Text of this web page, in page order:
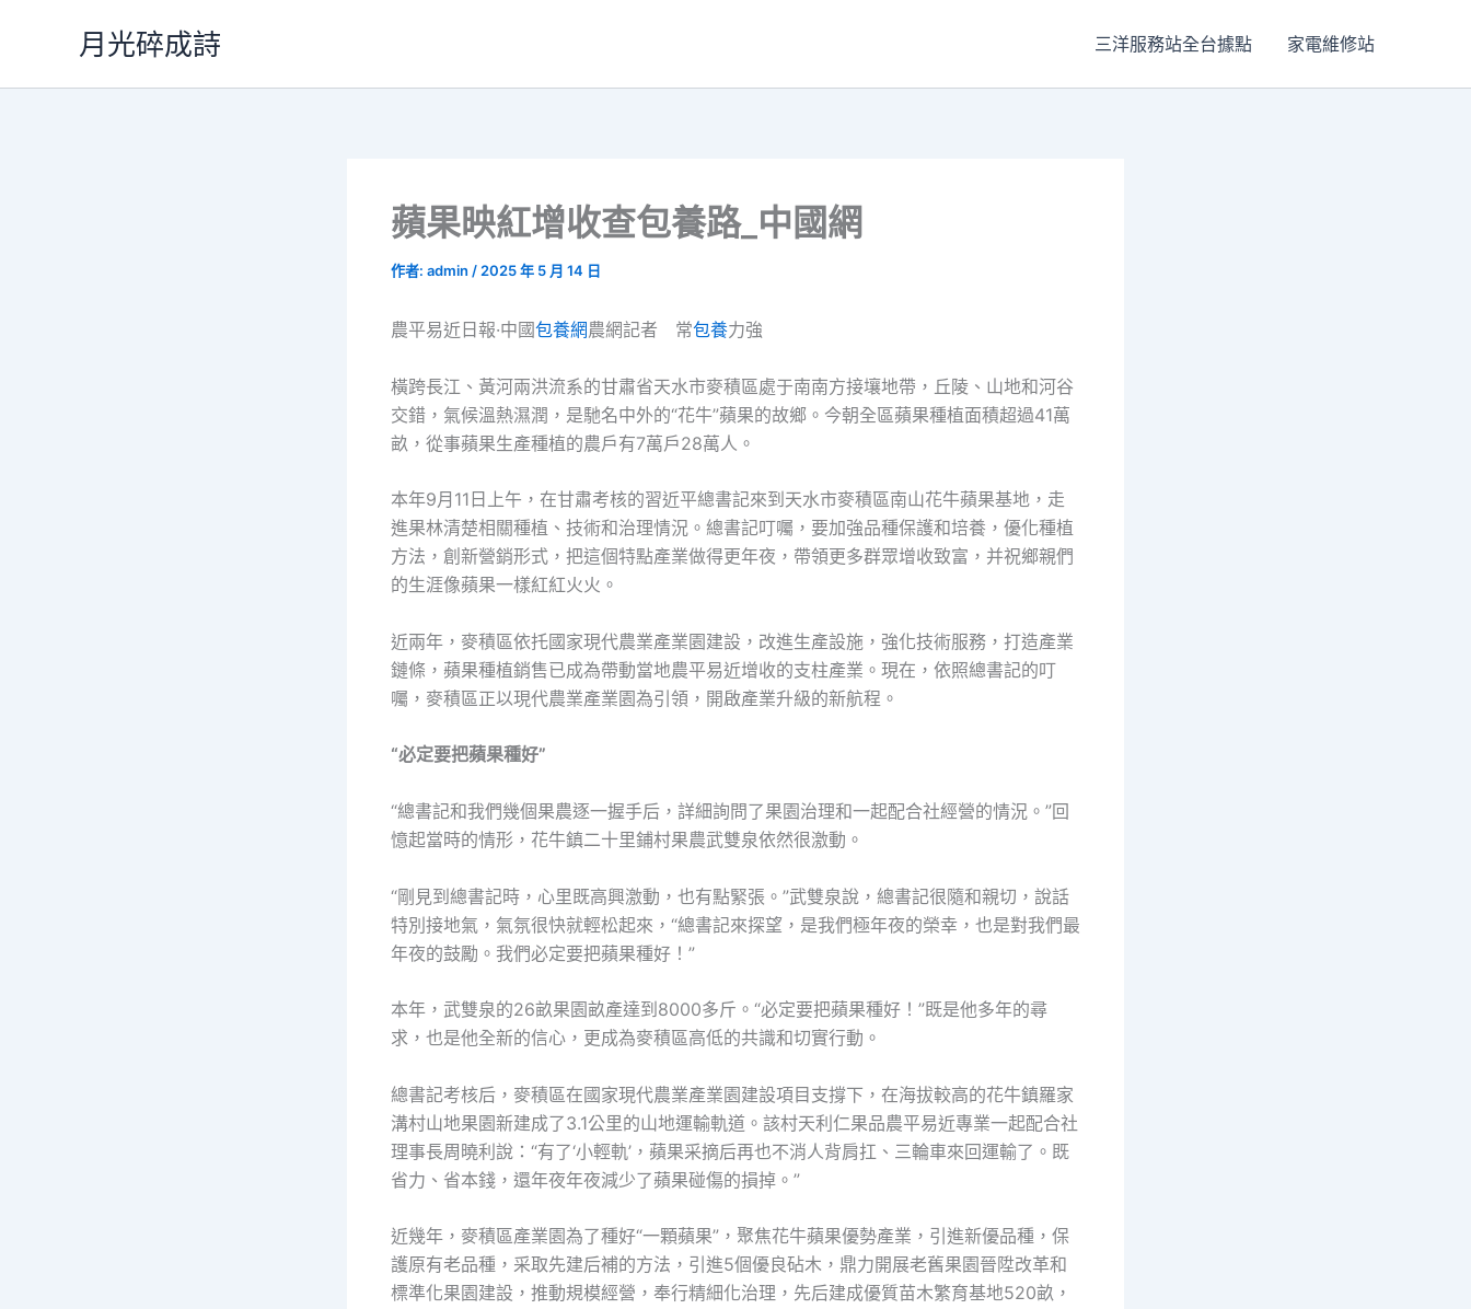
月光碎成詩 三洋服務站全台據點 家電維修站
蘋果映紅增收查包養路_中國網
作者: admin / 2025 年 5 月 14 日
農平易近日報·中國包養網農網記者 常包養力強
橫跨長江、黃河兩洪流系的甘肅省天水市麥積區處于南南方接壤地帶，丘陵、山地和河谷
交錯，氣候溫熱濕潤，是馳名中外的“花牛”蘋果的故鄉。今朝全區蘋果種植面積超過41萬
畝，從事蘋果生產種植的農戶有7萬戶28萬人。
本年9月11日上午，在甘肅考核的習近平總書記來到天水市麥積區南山花牛蘋果基地，走
進果林清楚相關種植、技術和治理情況。總書記叮囑，要加強品種保護和培養，優化種植
方法，創新營銷形式，把這個特點產業做得更年夜，帶領更多群眾增收致富，并祝鄉親們
的生涯像蘋果一樣紅紅火火。
近兩年，麥積區依托國家現代農業產業園建設，改進生產設施，強化技術服務，打造產業
鏈條，蘋果種植銷售已成為帶動當地農平易近增收的支柱產業。現在，依照總書記的叮
囑，麥積區正以現代農業產業園為引領，開啟產業升級的新航程。
“必定要把蘋果種好”
“總書記和我們幾個果農逐一握手后，詳細詢問了果園治理和一起配合社經營的情況。”回
憶起當時的情形，花牛鎮二十里鋪村果農武雙泉依然很激動。
“剛見到總書記時，心里既高興激動，也有點緊張。”武雙泉說，總書記很隨和親切，說話
特別接地氣，氣氛很快就輕松起來，“總書記來探望，是我們極年夜的榮幸，也是對我們最
年夜的鼓勵。我們必定要把蘋果種好！”
本年，武雙泉的26畝果園畝產達到8000多斤。“必定要把蘋果種好！”既是他多年的尋
求，也是他全新的信心，更成為麥積區高低的共識和切實行動。
總書記考核后，麥積區在國家現代農業產業園建設項目支撐下，在海拔較高的花牛鎮羅家
溝村山地果園新建成了3.1公里的山地運輸軌道。該村天利仁果品農平易近專業一起配合社
理事長周曉利說：“有了‘小輕軌’，蘋果采摘后再也不消人背肩扛、三輪車來回運輸了。既
省力、省本錢，還年夜年夜減少了蘋果碰傷的損掉。”
近幾年，麥積區產業園為了種好“一顆蘋果”，聚焦花牛蘋果優勢產業，引進新優品種，保
護原有老品種，采取先建后補的方法，引進5個優良砧木，鼎力開展老舊果園晉陞改革和
標準化果園建設，推動規模經營，奉行精細化治理，先后建成優質苗木繁育基地520畝，